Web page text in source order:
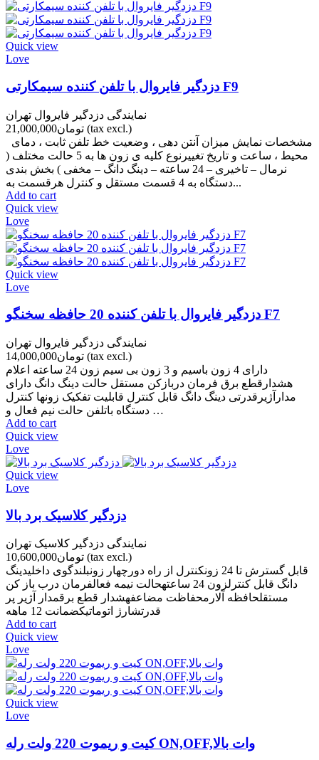
Quick view
Love
دزدگیر فایروال با تلفن کننده سیمکارتی F9
نمایندگی دزدگیر فایروال تهران
تومان21,000,000 (tax excl.)
محیط ، ساعت و تاریخ تغییرنوع کلیه ی زون ها به 5 حالت مختلف (
نرمال – تاخیری – 24 ساعته – دینگ دانگ – مخفی ) بخش بندی
دستگاه به 4 قسمت مستقل و کنترل هرقسمت به...
Add to cart
Quick view
Love
Quick view
Love
دزدگیر فایروال با تلفن کننده 20 حافظه سخنگو F7
نمایندگی دزدگیر فایروال تهران
تومان14,000,000 (tax excl.)
دارای 4 زون باسیم و 3 زون بی سیم زون 24 ساعته اعلام
هشدارقطع برق فرمان دربازکن مستقل حالت دینگ دانگ دارای
مدارآژیرقدرتی دینگ دانگ قابل کنترل قابلیت تفکیک زونها کنترل
دستگاه باتلفن حالت نیم فعال و …
Add to cart
Quick view
Love
Quick view
Love
دزدگیر کلاسیک برد بالا
نمایندگی دزدگیر کلاسیک تهران
تومان10,600,000 (tax excl.)
قابل گسترش تا 24 زونکنترل از راه دورچهار زونبلندگوی داخلیدینگ
دانگ قابل کنترلزون 24 ساعتهحالت نیمه فعالفرمان درب باز کن
مستقلحافظه آلارمحفاظت مضاعفهشدار قطع برقمدار آژیر پر
قدرتشارژ اتوماتیکضمانت 12 ماهه
Add to cart
Quick view
Love
Quick view
Love
کیت و ریموت 220 ولت رله ON,OFF,وات بالا